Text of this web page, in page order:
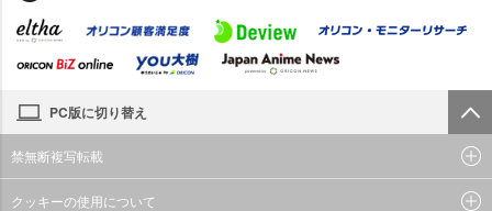
PC版に切り替え
禁無断複写転載
クッキーの使用について